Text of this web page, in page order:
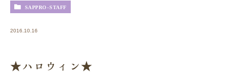
SAPPRO-STAFF
2016.10.16
★ハロウィン★